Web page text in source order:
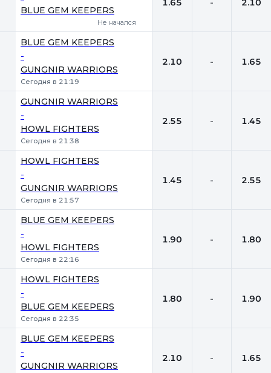
BLUE GEM KEEPERS
Не начался
BLUE GEM KEEPERS
-
GUNGNIR WARRIORS
Сегодня в 21:19
2.10 - 1.65
GUNGNIR WARRIORS
-
HOWL FIGHTERS
Сегодня в 21:38
2.55 - 1.45
HOWL FIGHTERS
-
GUNGNIR WARRIORS
Сегодня в 21:57
1.45 - 2.55
BLUE GEM KEEPERS
-
HOWL FIGHTERS
Сегодня в 22:16
1.90 - 1.80
HOWL FIGHTERS
-
BLUE GEM KEEPERS
Сегодня в 22:35
1.80 - 1.90
BLUE GEM KEEPERS
-
GUNGNIR WARRIORS
2.10 - 1.65